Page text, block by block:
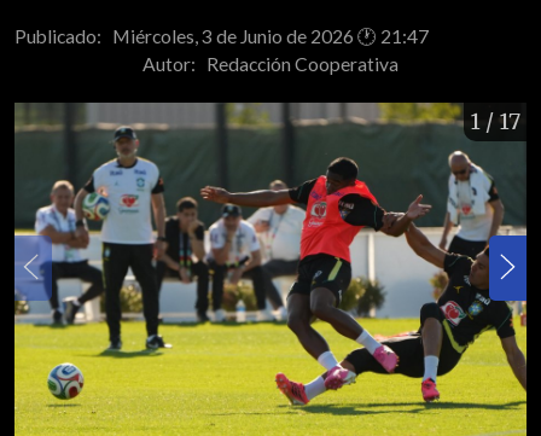
Publicado: Miércoles, 3 de Junio de 2026 🕐 21:47
Autor: Redacción Cooperativa
1 / 17